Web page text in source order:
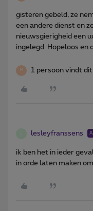
gisteren gebeld, ze
een andere dienst en
nieuwsgierigheid een
ingelegd. Hopeloos en
M 1 persoon vindt
lesleyfranssens
ik ben het in ieder
in orde laten maken